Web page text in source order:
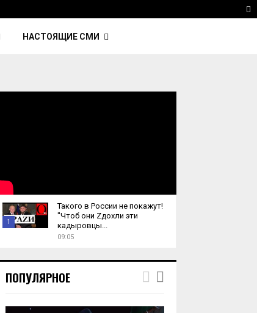
НАСТОЯЩИЕ СМИ
1
u
m
Такого в России не покажут!
"Чтоб они Zдохли эти
кадыровцы...
09:05
ПОПУЛЯРНОЕ